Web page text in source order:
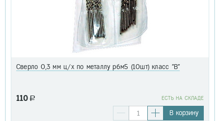
Сверло 0,3 мм ц/х по металлу р6м5 (10шт) класс "В"
110 a EСТЬ НА СКЛАДЕ
В корзину